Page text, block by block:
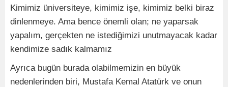
Kimimiz üniversiteye, kimimiz işe, kimimiz belki biraz
dinlenmeye. Ama bence önemli olan; ne yaparsak
yapalım, gerçekten ne istediğimizi unutmayacak kadar
kendimize sadık kalmamız
Ayrıca bugün burada olabilmemizin en büyük
nedenlerinden biri, Mustafa Kemal Atatürk ve onun